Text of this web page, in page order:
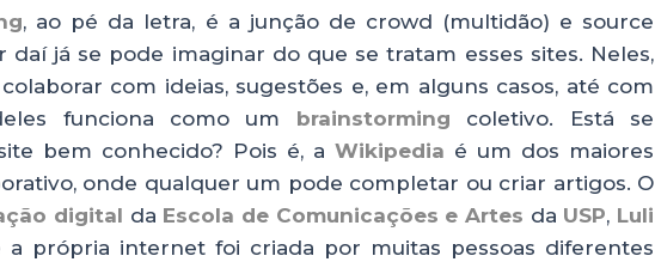
, ao pé da letra, é a junção de crowd (multidão) e source
daí já se pode imaginar do que se tratam esses sites. Neles,
com ideias, sugestões e, em alguns casos, até com
funciona como um brainstorming coletivo. Está se
bem conhecido? Pois é, a Wikipedia é um dos maiores
onde qualquer um pode completar ou criar artigos. O
digital da Escola de Comunicações e Artes da USP, Luli
a própria internet foi criada por muitas pessoas diferentes